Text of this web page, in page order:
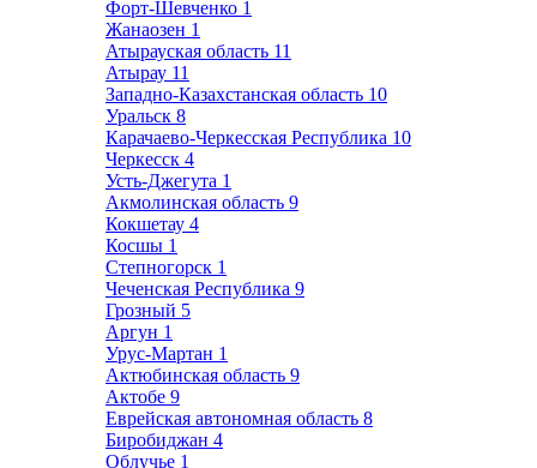
Форт-Шевченко 1
Жанаозен 1
Атырауская область 11
Атырау 11
Западно-Казахстанская область 10
Уральск 8
Карачаево-Черкесская Республика 10
Черкесск 4
Усть-Джегута 1
Акмолинская область 9
Кокшетау 4
Косшы 1
Степногорск 1
Чеченская Республика 9
Грозный 5
Аргун 1
Урус-Мартан 1
Актюбинская область 9
Актобе 9
Еврейская автономная область 8
Биробиджан 4
Облучье 1